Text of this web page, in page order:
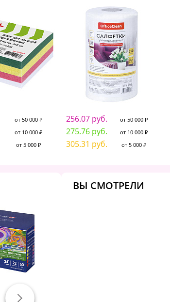
от 50 000 ₽
от 10 000 ₽
от 5 000 ₽
256.07 руб. от 50 000 ₽
275.76 руб. от 10 000 ₽
305.31 руб. от 5 000 ₽
ВЫ СМОТРЕЛИ